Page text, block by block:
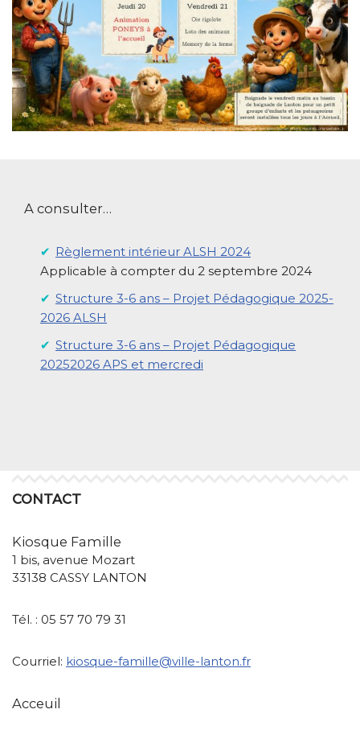
A consulter…
Règlement intérieur ALSH 2024
Applicable à compter du 2 septembre 2024
Structure 3-6 ans – Projet Pédagogique 2025-
2026 ALSH
Structure 3-6 ans – Projet Pédagogique
20252026 APS et mercredi
CONTACT
Kiosque Famille
1 bis, avenue Mozart
33138 CASSY LANTON
Tél. : 05 57 70 79 31
Courriel: kiosque-famille@ville-lanton.fr
Acceuil